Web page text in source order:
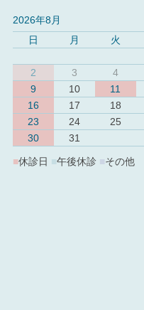
2026年8月
日
月 火
2
3 4
9
10 11
16
17 18
23
24 25
30
31
■休診日 ■午後休診 その他